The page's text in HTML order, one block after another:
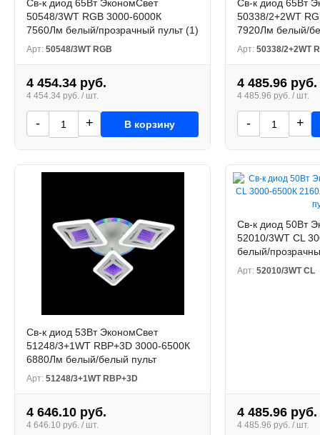
Св-к диод 65Вт ЭкономСвет
50548/3WT RGB 3000-6000К
7560Лм белый/прозрачный пульт (1)
Арт: 50548/3WT RGB
4 454.34 руб.
4 454.34 руб. / шт.
- + В корзину
Св-к диод 65Вт
50338/2+2WT
7920Лм белый/
Арт: 50338/2+2WT
4 485.96 руб.
4 485.96 руб. / шт.
- +
Св-к диод 53Вт ЭкономСвет
51248/3+1WT RBP+3D 3000-6500К
6880Лм белый/белый пульт
Арт: 51248/3+1WT RBP+3D
4 646.10 руб.
4 646.10 руб. / шт.
Св-к диод 50Вт
52010/3WT CL
белый/
Арт: 52010/3WT CL
4 485.96 руб.
4 485.96 руб. / шт.